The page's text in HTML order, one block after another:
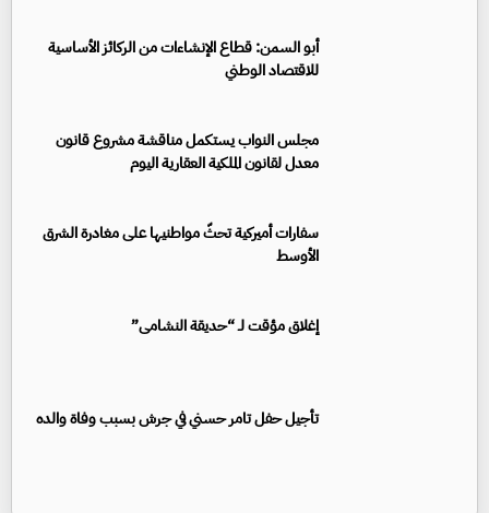
أبو السمن: قطاع الإنشاءات من الركائز الأساسية
للاقتصاد الوطني
مجلس النواب يستكمل مناقشة مشروع قانون
معدل لقانون الملكية العقارية اليوم
سفارات أميركية تحثّ مواطنيها على مغادرة الشرق
الأوسط
إغلاق مؤقت لـ “حديقة النشامى”
تأجيل حفل تامر حسني في جرش بسبب وفاة والده